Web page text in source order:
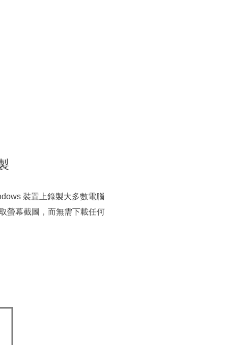
裝置上錄製大多數電腦
螢幕截圖，而無需下載任何